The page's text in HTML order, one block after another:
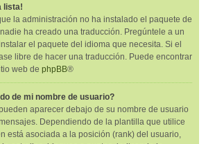
lista!
la administración no ha instalado el paquete de
ha creado una traducción. Pregúntele a un
el paquete del idioma que necesita. Si el
libre de hacer una traducción. Puede encontrar
web de phpBB®
de mi nombre de usuario?
aparecer debajo de su nombre de usuario
Dependiendo de la plantilla que utilice
está asociada a la posición (rank) del usuario,